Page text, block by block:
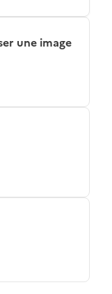
une image